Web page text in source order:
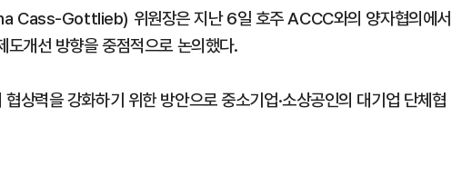
Cass-Gottlieb) 위원장은 지난 6일 호주 ACCC와의 양자협의에서
도개선 방향을 중점적으로 논의했다.
상력을 강화하기 위한 방안으로 중소기업·소상공인의 대기업 단체협